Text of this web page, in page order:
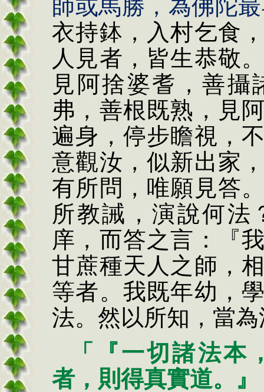
師或馬勝 ，為佛陀
衣持鉢 ，入村乞食
人見者，皆生恭敬
見阿捨婆耆，善攝
弗，善根既熟，見
遍身，停步瞻視，
意觀汝，似新出家
有所問，唯願見答
所教誡，演說何法
庠，而答之言：『
甘蔗種天人之師，
等者。我既年幼，
法。然以所知，當
「『一切諸法
者，則得真實道。』